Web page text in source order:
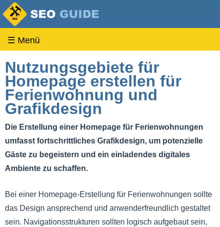
☰ Menü
Nutzungsgebiete für
Homepage erstellen für
Ferienwohnung und
Grafikdesign
Die Erstellung einer Homepage für Ferienwohnungen
umfasst fortschrittliches Grafikdesign, um potenzielle
Gäste zu begeistern und ein einladendes digitales
Ambiente zu schaffen.
Bei einer Homepage-Erstellung für Ferienwohnungen sollte
das Design ansprechend und anwenderfreundlich gestaltet
sein. Navigationsstrukturen sollten logisch aufgebaut sein,